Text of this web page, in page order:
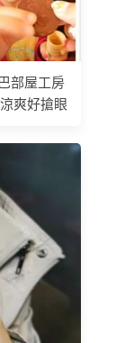
部屋工房
爽好搶眼